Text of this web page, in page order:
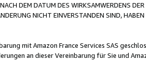
DEM DATUM DES WIRKSAMWERDENS
NICHT EINVERSTANDEN SIND,
mit Amazon France Services SAS
an dieser Vereinbarung für Sie und